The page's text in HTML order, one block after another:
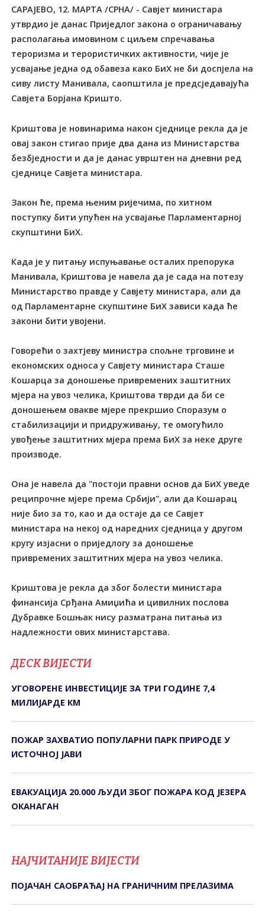
САРАЈЕВО, 12. МАРТА /СРНА/ - Савјет министара
утврдио је данас Приједлог закона о ограничавању
располагања имовином с циљем спречавања
тероризма и терористичких активности, чије је
усвајање једна од обавеза како БиХ не би доспјела на
сиву листу Манивала, саопштила је предсједавајућа
Савјета Борјана Кришто.
Криштова је новинарима након сједнице рекла да је
овај закон стигао прије два дана из Министарства
безбједности и да је данас уврштен на дневни ред
сједнице Савјета министара.
Закон ће, према њеним ријечима, по хитном
поступку бити упућен на усвајање Парламентарној
скупштини БиХ.
Када је у питању испуњавање осталих препорука
Манивала, Криштова је навела да је сада на потезу
Министарство правде у Савјету министара, али да
од Парламентарне скупштине БиХ зависи када ће
закони бити увојени.
Говорећи о захтјеву министра спољне трговине и
економских односа у Савјету министара Сташе
Кошарца за доношење привремених заштитних
мјера на увоз челика, Криштова тврди да би се
доношењем овакве мјере прекршио Споразум о
стабилизацији и придруживању, те омогућило
увођење заштитних мјера према БиХ за неке друге
производе.
Она је навела да "постоји правни основ да БиХ уведе
реципрочне мјере према Србији", али да Кошарац
није био за то, као и да остаје да се Савјет
министара на некој од наредних сједница у другом
кругу изјасни о приједлогу за доношење
привремених заштитних мјера на увоз челика.
Криштова је рекла да због болести министара
финансија Срђана Амиџића и цивилних послова
Дубравке Бошњак нису разматрана питања из
надлежности ових министарстава.
ДЕСК ВИЈЕСТИ
УГОВОРЕНЕ ИНВЕСТИЦИЈЕ ЗА ТРИ ГОДИНЕ 7,4
МИЛИЈАРДЕ КМ
ПОЖАР ЗАХВАТИО ПОПУЛАРНИ ПАРК ПРИРОДЕ У
ИСТОЧНОЈ ЈАВИ
ЕВАКУАЦИЈА 20.000 ЉУДИ ЗБОГ ПОЖАРА КОД ЈЕЗЕРА
ОКАНАГАН
НАЈЧИТАНИЈЕ ВИЈЕСТИ
ПОЈАЧАН САОБРАЋАЈ НА ГРАНИЧНИМ ПРЕЛАЗИМА